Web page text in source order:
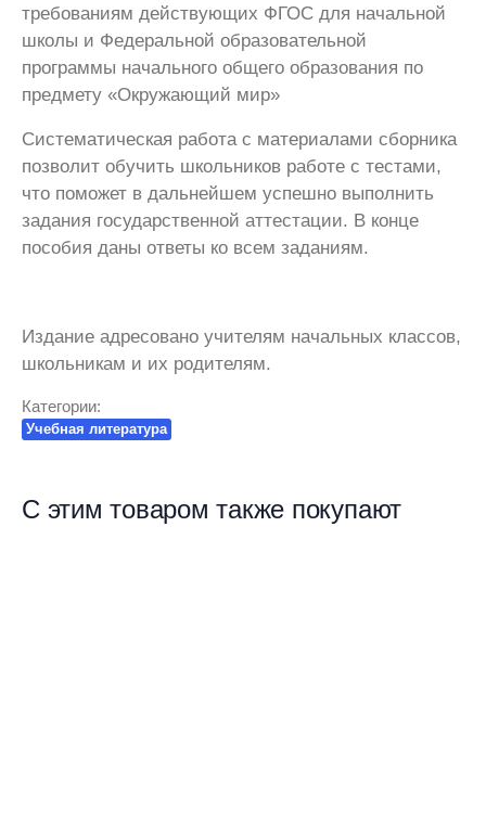
требованиям действующих ФГОС для начальной
школы и Федеральной образовательной
программы начального общего образования по
предмету «Окружающий мир»
Систематическая работа с материалами сборника
позволит обучить школьников работе с тестами,
что поможет в дальнейшем успешно выполнить
задания государственной аттестации. В конце
пособия даны ответы ко всем заданиям.
Издание адресовано учителям начальных классов,
школьникам и их родителям.
Категории:
Учебная литература
С этим товаром также покупают